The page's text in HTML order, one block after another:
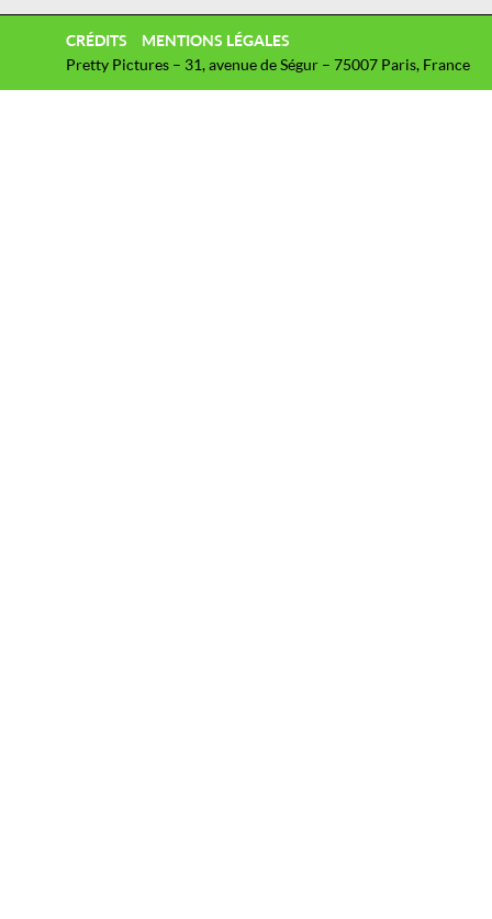
CRÉDITS
MENTIONS LÉGALES
Pretty Pictures – 31, avenue de Ségur – 75007 Paris, France